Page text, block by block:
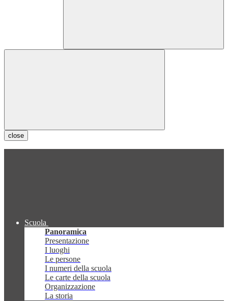
close
Scuola
Panoramica
Presentazione
I luoghi
Le persone
I numeri della scuola
Le carte della scuola
Organizzazione
La storia